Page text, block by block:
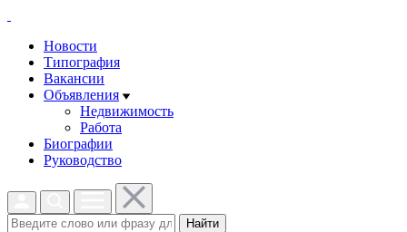
Новости
Типография
Вакансии
Объявления
Недвижимость
Работа
Биографии
Руководство
Найти